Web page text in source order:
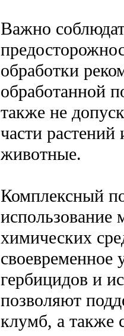
Важно
обработки
обработанной
также не
части растений
животные.
Комплексный
использование
химических
своевременное
гербицидов и
позволяют
клумб, а также